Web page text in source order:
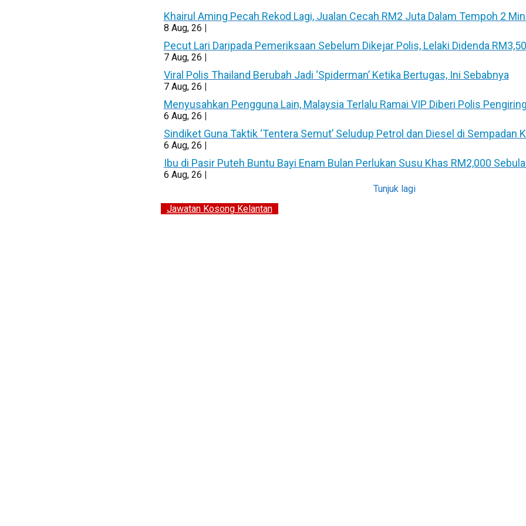
Khairul Aming Pecah Rekod Lagi, Jualan Cecah RM2 Juta Dalam Tempoh 2
8 Aug, 26 |
Pecut Lari Daripada Pemeriksaan Sebelum Dikejar Polis, Lelaki Didenda
7 Aug, 26 |
Viral Polis Thailand Berubah Jadi ‘Spiderman’ Ketika Bertugas, Ini Sebabnya
7 Aug, 26 |
Menyusahkan Pengguna Lain, Malaysia Terlalu Ramai VIP Diberi Polis Pengiring
6 Aug, 26 |
Sindiket Guna Taktik ‘Tentera Semut’ Seludup Petrol dan Diesel di Sempadan
6 Aug, 26 |
Ibu di Pasir Puteh Buntu Bayi Enam Bulan Perlukan Susu Khas RM2,000
6 Aug, 26 |
Tunjuk lagi
Jawatan Kosong Kelantan